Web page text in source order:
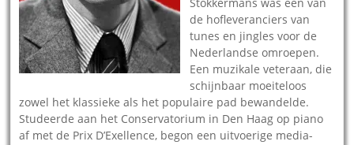
de hofleveranciers van
tunes en jingles voor de
Nederlandse omroepen.
Een muzikale veteraan, die
schijnbaar moeiteloos
zowel het klassieke als het populaire pad bewandelde.
Studeerde aan het Conservatorium in Den Haag op piano
af met de Prix D’Exellence, begon een uitvoerige media-